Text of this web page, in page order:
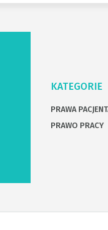
KATEGORIE
PRAWA
PRAWO PRACY